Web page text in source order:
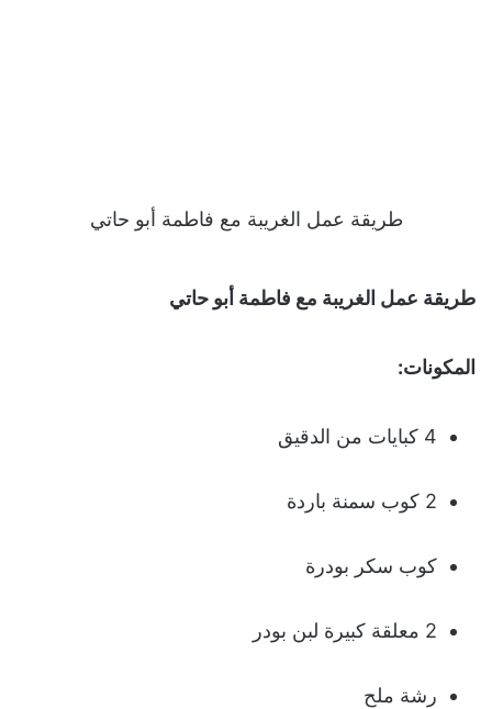
طريقة عمل الغريبة مع فاطمة أبو حاتي
طريقة عمل الغريبة مع فاطمة أبو حاتي
المكونات:
4 كبايات من الدقيق
2 كوب سمنة باردة
كوب سكر بودرة
2 معلقة كبيرة لبن بودر
رشة ملح